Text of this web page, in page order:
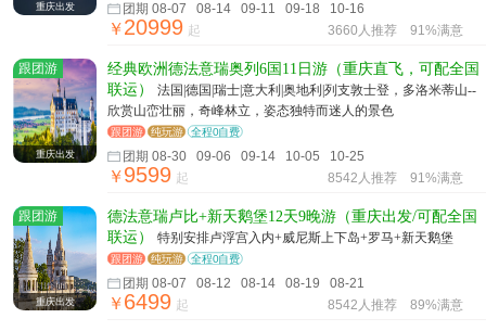
重庆出发 团期 08-07 08-14 09-11 09-18 10-16
￥20999 起 3660人推荐 91%满意
跟团游
重庆出发
经典欧洲德法意瑞奥列6国11日游（重庆直飞，可配全国
联运）
法国|德国|瑞士|意大利|奥地利|列支敦士登，多洛米蒂山--
欣赏山峦壮丽，奇峰林立，姿态独特而迷人的景色
跟团游 纯玩游 全程0自费
团期 08-30 09-06 09-14 10-05 10-25
￥9599 起 8542人推荐 91%满意
跟团游
重庆出发
德法意瑞卢比+新天鹅堡12天9晚游（重庆出发/可配全国
联运）
特别安排卢浮宫入内+威尼斯上下岛+罗马+新天鹅堡
跟团游 纯玩游 全程0自费
团期 08-07 08-12 08-14 08-19 08-21
￥6499 起 8542人推荐 89%满意